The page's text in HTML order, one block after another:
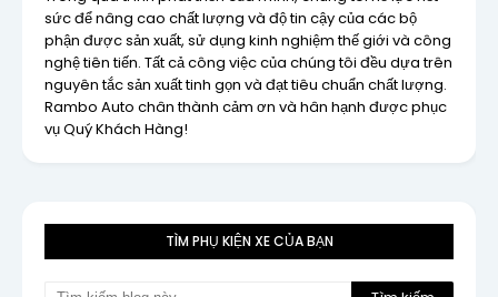
sức để nâng cao chất lượng và độ tin cậy của các bộ
phận được sản xuất, sử dụng kinh nghiệm thế giới và công
nghệ tiên tiến. Tất cả công việc của chúng tôi đều dựa trên
nguyên tắc sản xuất tinh gọn và đạt tiêu chuẩn chất lượng.
Rambo Auto chân thành cảm ơn và hân hạnh được phục
vụ Quý Khách Hàng!
TÌM PHỤ KIỆN XE CỦA BẠN